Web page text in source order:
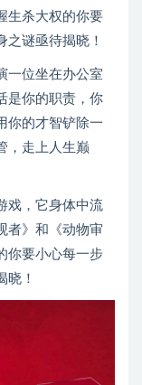
生杀大权的你要
之谜亟待揭晓！
一位坐在办公室
是你的职责，你
你的才智铲除一
，走上人生巅
戏，它身体中流
者》和《动物审
你要小心每一步
晓！